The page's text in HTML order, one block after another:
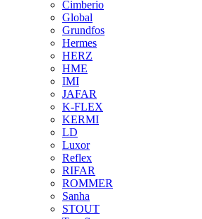
Cimberio
Global
Grundfos
Hermes
HERZ
HME
IMI
JAFAR
K-FLEX
KERMI
LD
Luxor
Reflex
RIFAR
ROMMER
Sanha
STOUT